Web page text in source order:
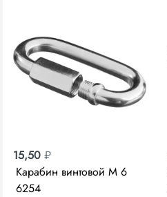
15,50 ₽
Карабин винтовой М 6
6254